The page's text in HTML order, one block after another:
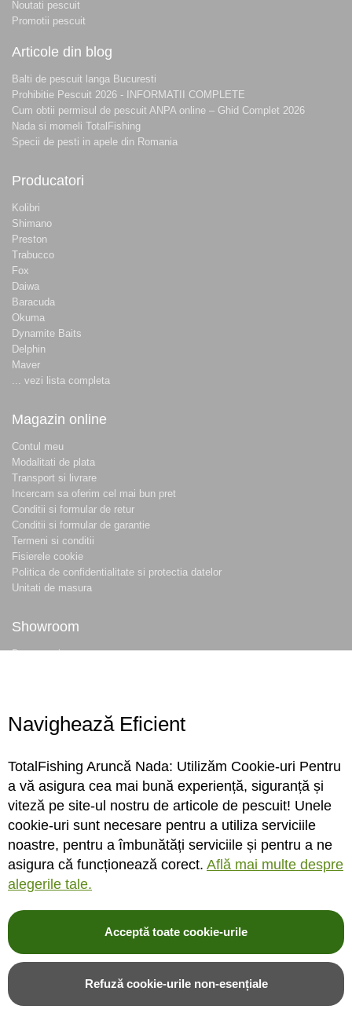
Noutati pescuit
Promotii pescuit
Articole din blog
Balti de pescuit langa Bucuresti
Prohibitie Pescuit 2026 - INFORMATII COMPLETE
Cum obtii permisul de pescuit ANPA online – Ghid Complet 2026
Nada si momeli TotalFishing
Specii de pesti in apele din Romania
Producatori
Kolibri
Shimano
Preston
Trabucco
Fox
Daiwa
Baracuda
Okuma
Dynamite Baits
Delphin
Maver
... vezi lista completa
Magazin online
Contul meu
Modalitati de plata
Transport si livrare
Incercam sa oferim cel mai bun pret
Conditii si formular de retur
Conditii si formular de garantie
Termeni si conditii
Fisierele cookie
Politica de confidentialitate si protectia datelor
Unitati de masura
Showroom
Despre noi
Conecteaza-te
Sa ne cunoastem mai bine. Vino alaturi de noi pe reteaua ta preferata. Te
asteptam cu stiri, surprize, concursuri, premii ...
© 2004-2026 TotalFishing SRL. Toate drepturile rezervate. Citititermeni si
fisiere cookie ,politica de confidentialitate si protectia datelor
* Pozele produselor sunt folosite cu acordul furnizorilor si sunt doar cu titlu de
Navighează Eficient
TotalFishing Aruncă Nada: Utilizăm Cookie-uri Pentru
a vă asigura cea mai bună experiență, siguranță și
viteză pe site-ul nostru de articole de pescuit! Unele
cookie-uri sunt necesare pentru a utiliza serviciile
noastre, pentru a îmbunătăți serviciile și pentru a ne
asigura că funcționează corect. Află mai multe despre
alegerile tale.
Acceptă toate cookie-urile
Refuză cookie-urile non-esențiale